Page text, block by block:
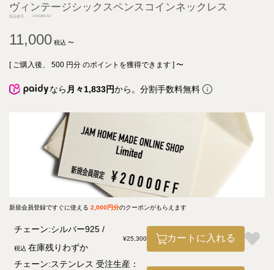
ヴィンテージシックスペンスコインネックレス
商品番号 J-NS386-SV
11,000 税込 〜
[ ご購入後、 500 円分 のポイントを獲得できます ] 〜
なら 月々1,833円から。分割手数料無料
新規会員登録ですぐに使える 2,000円分のクーポンがもらえます
チェーン:シルバー925
¥25,300
税込 在庫残りわずか
カートに入れる
チェーン:ステンレス 受注生産：